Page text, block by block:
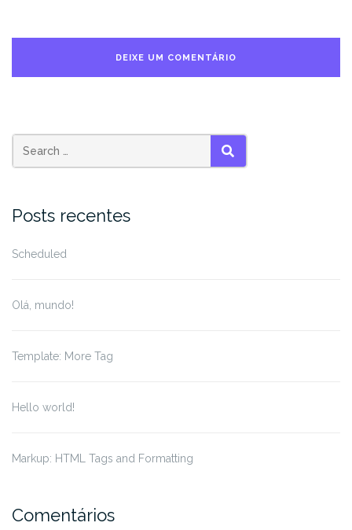
SEARCH
Posts recentes
Scheduled
Olá, mundo!
Template: More Tag
Hello world!
Markup: HTML Tags and Formatting
Comentários